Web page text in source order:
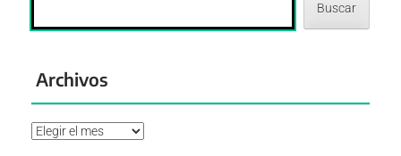
Buscar
Archivos
Archivos